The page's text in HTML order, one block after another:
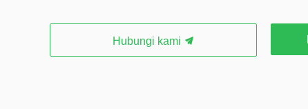
Hubungi kami